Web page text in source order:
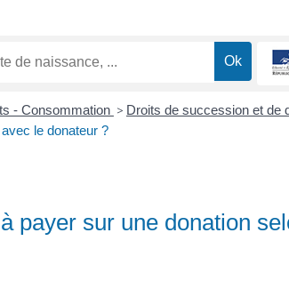
- Consommation > Droits de succession et de
le donateur ?
payer sur une donation